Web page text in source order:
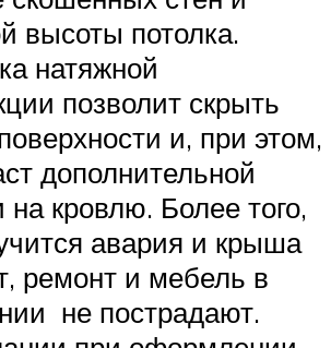
высоты потолка.
натяжной
позволит скрыть
и, при этом,
дополнительной
на кровлю. Более того,
авария и крыша
ремонт и мебель в
не пострадают.